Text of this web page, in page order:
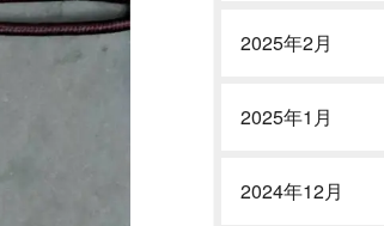
2025年2月
2025年1月
2024年12月